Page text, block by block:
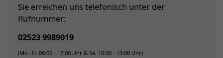
Sie erreichen uns telefonisch unter der
Rufnummer:
02523 9989019
(Mo.-Fr. 08:00 - 17:00 Uhr & Sa. 10:00 - 13:00 Uhr)